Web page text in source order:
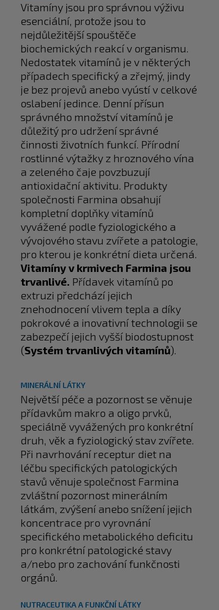
Vitamíny jsou pro správnou výživu
esenciální, protože jsou to
nejdůležitější spouštěče
biochemických reakcí v organismu.
Nedostatek vitamínů je v některých
případech specifický a zřejmý, jindy
je bez projevů anebo vyústí v celkové
oslabení jedince. Denní přísun
správného množství vitamínů je
důležitý pro udržení správné
činnosti životních funkcí. Přírodní
rostlinné výtažky z hroznového vína
a zeleného čaje povzbuzují
antioxidační aktivitu. Produkty
společnosti Farmina obsahují
kompletní doplňky vitamínů
vyvážené podle fyziologického a
vývojového stavu zvířete a patologie,
pro kterou je konkrétní dieta určená.
Vitamíny v krmivech Farmina jsou
trvanlivé. Přídavek vitamínů po
extruzi předchází jejich
znehodnocení vlivem tepla a díky
pokrokové a inovativní technologii se
zabezpečí jejich vyšší biodostupnost
(Systém trvanlivých vitamínů).
MINERÁLNÍ LÁTKY
Největší péče a pozornost se věnuje
přídavkům makro a oligo prvků,
speciálně vyvážených pro konkrétní
druh, věk a fyziologický stav zvířete.
Při navrhování receptur diet na
léčbu specifických patologických
stavů věnuje společnost Farmina
zvláštní pozornost minerálním
látkám, zvýšení anebo snížení jejich
koncentrace pro vyrovnání
specifického metabolického deficitu
pro konkrétní patologické stavy
a/nebo pro zachování funkčnosti
orgánů.
NUTRACEUTIKA A FUNKČNÍ LÁTKY